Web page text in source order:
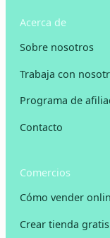
Acerca de
Sobre nosotros
Trabaja con
Programa de
Contacto
Comercios
Cómo vender
Crear tienda gratis